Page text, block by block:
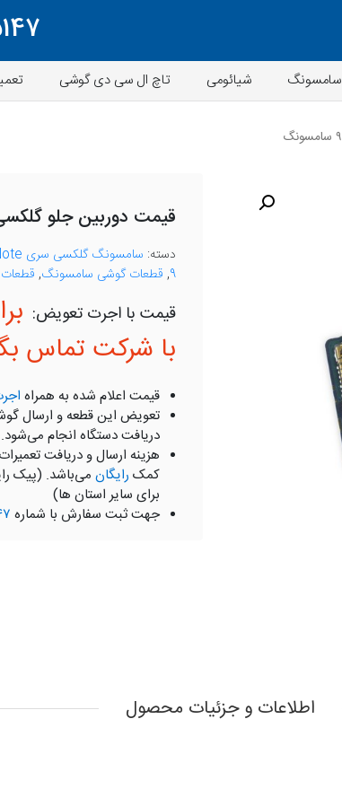
سامسونگ شیائومی تاچ ال سی دی گوشی
قیمت دوربین جلو گلکسی نوت ۹
دسته: سامسونگ گلکسی سری Note
9
, قطعات گوشی سامسونگ, قطعات
با شرکت تماس
قیمت اعلام شده به همراه
تعویض این قطعه و ارسال
دریافت دستگاه انجام می‌شود.
هزینه ارسال و دریافت
کمک رایگان می‌باشد. (پیک
برای سایر استان ها)
جهت ثبت سفارش با شماره
اطلاعات و جزئیات محصول